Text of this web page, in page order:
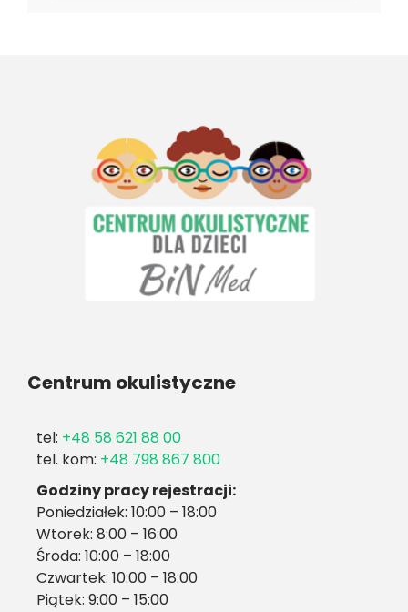
Centrum okulistyczne
tel: +48 58 621 88 00
tel. kom: +48 798 867 800
Godziny pracy rejestracji:
Poniedziałek: 10:00 – 18:00
Wtorek: 8:00 – 16:00
Środa: 10:00 – 18:00
Czwartek: 10:00 – 18:00
Piątek: 9:00 – 15:00